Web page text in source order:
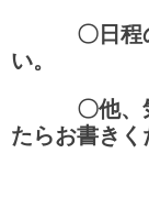
〇日程の
い。
〇他、気
たらお書きく